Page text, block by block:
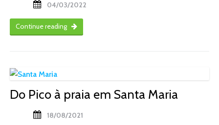
04/03/2022
Continue reading
Do Pico à praia em Santa Maria
18/08/2021